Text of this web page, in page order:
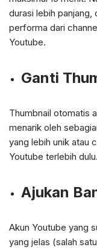
durasi lebih panjang,
performa dari
Youtube.
Ganti
Thumbnail otomatis
menarik oleh
yang lebih unik atau
Youtube terlebih dulu.
Ajukan
Akun Youtube yang
yang jelas (salah